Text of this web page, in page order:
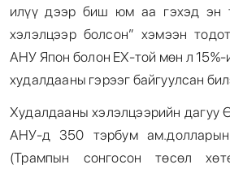
илүү дээр биш юм аа гэхэд эн
хэлэлцээр болсон” хэмээн
АНУ Япон болон ЕХ-той мөн л 15%-
худалдааны гэрээг байгуулсан
Худалдааны хэлэлцээрийн дагуу
АНУ-д 350 тэрбум ам.долларын
(Трампын сонгосон төсөл